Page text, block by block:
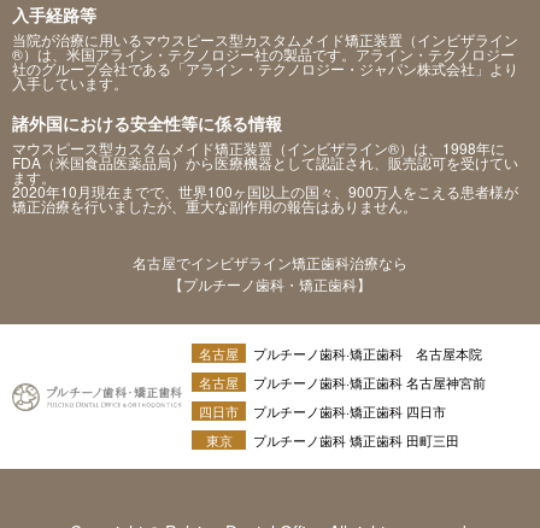
入手経路等
当院が治療に用いるマウスピース型カスタムメイド矯正装置（インビザライン
®）は、米国アライン・テクノロジー社の製品です。アライン・テクノロジー
社のグループ会社である「アライン・テクノロジー・ジャパン株式会社」より
入手しています。
諸外国における安全性等に係る情報
マウスピース型カスタムメイド矯正装置（インビザライン®）は、1998年に
FDA（米国食品医薬品局）から医療機器として認証され、販売認可を受けてい
ます。
2020年10月現在までで、世界100ヶ国以上の国々、900万人をこえる患者様が
矯正治療を行いましたが、重大な副作用の報告はありません。
名古屋でインビザライン矯正歯科治療なら
【プルチーノ歯科・矯正歯科】
名古屋
プルチーノ歯科·矯正歯科 名古屋本院
名古屋
プルチーノ歯科·矯正歯科 名古屋神宮前
四日市
プルチーノ歯科·矯正歯科 四日市
東京
プルチーノ歯科 矯正歯科 田町三田